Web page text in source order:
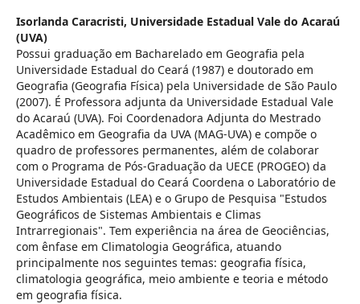
Isorlanda Caracristi, Universidade Estadual Vale do Acaraú
(UVA)
Possui graduação em Bacharelado em Geografia pela
Universidade Estadual do Ceará (1987) e doutorado em
Geografia (Geografia Física) pela Universidade de São Paulo
(2007). É Professora adjunta da Universidade Estadual Vale
do Acaraú (UVA). Foi Coordenadora Adjunta do Mestrado
Acadêmico em Geografia da UVA (MAG-UVA) e compõe o
quadro de professores permanentes, além de colaborar
com o Programa de Pós-Graduação da UECE (PROGEO) da
Universidade Estadual do Ceará Coordena o Laboratório de
Estudos Ambientais (LEA) e o Grupo de Pesquisa "Estudos
Geográficos de Sistemas Ambientais e Climas
Intrarregionais". Tem experiência na área de Geociências,
com ênfase em Climatologia Geográfica, atuando
principalmente nos seguintes temas: geografia física,
climatologia geográfica, meio ambiente e teoria e método
em geografia física.